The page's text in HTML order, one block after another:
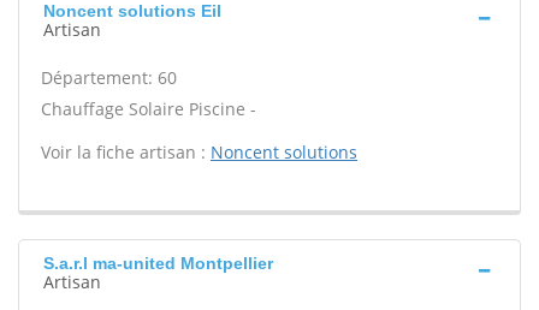
Noncent solutions Eil
Artisan
Département: 60
Chauffage Solaire Piscine -
Voir la fiche artisan : Noncent solutions
S.a.r.l ma-united Montpellier
Artisan